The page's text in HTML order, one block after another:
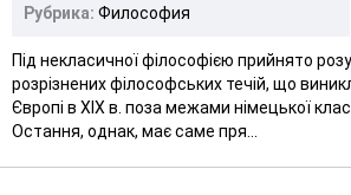
Рубрика: Философия
Під некласичної філософією прийнято
розрізнених філософських течій, що
Європі в XIX в. поза межами німецької
Остання, однак, має саме пря...